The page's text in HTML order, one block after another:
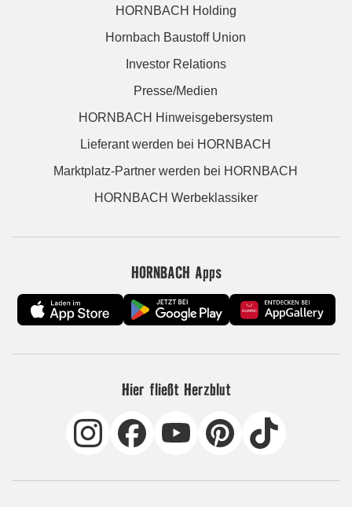
HORNBACH Holding
Hornbach Baustoff Union
Investor Relations
Presse/Medien
HORNBACH Hinweisgebersystem
Lieferant werden bei HORNBACH
Marktplatz-Partner werden bei HORNBACH
HORNBACH Werbeklassiker
HORNBACH Apps
Hier fließt Herzblut